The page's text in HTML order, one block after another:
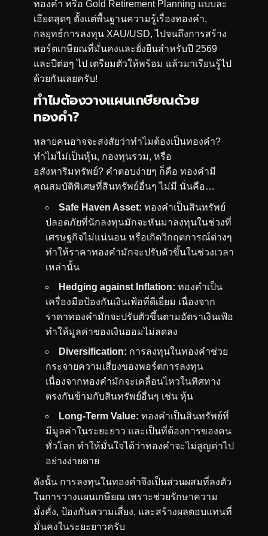
ทองคำ หรือ Gold Retirement Planning แบบละ
เอียดสุดๆ ตั้งแต่พื้นฐานความรู้เรื่องทองคำ,
กลยุทธ์การลงทุน XAU/USD, ไปจนถึงการสร้าง
พอร์ตเกษียณที่มั่นคงและยั่งยืนสำหรับปี 2569
และปีต่อๆ ไป เตรียมตัวให้พร้อม แล้วมาเรียนรู้ไป
ด้วยกันเลยครับ!
ทำไมต้องวางแผนเกษียณด้วย
ทองคำ?
หลายคนอาจจะสงสัยว่าทำไมต้องเป็นทองคำ?
ทำไมไม่เป็นหุ้น, กองทุนรวม, หรือ
อสังหาริมทรัพย์? คำตอบง่ายๆ ก็คือ ทองคำมี
คุณสมบัติพิเศษที่สินทรัพย์อื่นๆ ไม่มี นั่นคือ…
Safe Haven Asset: ทองคำเป็นสินทรัพย์
ปลอดภัยที่นักลงทุนมักจะหันมาลงทุนในช่วงที่
เศรษฐกิจไม่แน่นอน หรือเกิดวิกฤตการณ์ต่างๆ
ทำให้ราคาทองคำมักจะปรับตัวขึ้นในช่วงเวลา
เหล่านั้น
Hedging against Inflation: ทองคำเป็น
เครื่องมือป้องกันเงินเฟ้อที่ดีเยี่ยม เนื่องจาก
ราคาทองคำมักจะปรับตัวขึ้นตามอัตราเงินเฟ้อ
ทำให้มูลค่าของเงินออมไม่ลดลง
Diversification: การลงทุนในทองคำช่วย
กระจายความเสี่ยงของพอร์ตการลงทุน
เนื่องจากทองคำมักจะเคลื่อนไหวในทิศทาง
ตรงกันข้ามกับสินทรัพย์อื่นๆ เช่น หุ้น
Long-Term Value: ทองคำเป็นสินทรัพย์ที่
มีมูลค่าในระยะยาว และเป็นที่ต้องการของคน
ทั่วโลก ทำให้มั่นใจได้ว่าทองคำจะไม่สูญค่าไป
อย่างง่ายดาย
ดังนั้น การลงทุนในทองคำจึงเป็นส่วนผสมที่ลงตัว
ในการวางแผนเกษียณ เพราะช่วยรักษาความ
มั่งคั่ง, ป้องกันความเสี่ยง, และสร้างผลตอบแทนที่
มั่นคงในระยะยาวครับ